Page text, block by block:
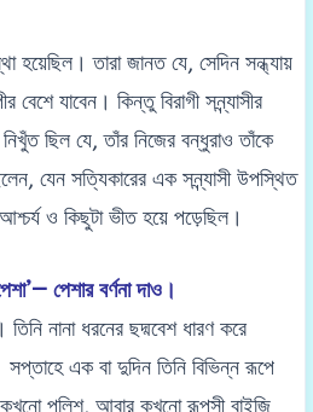
হয়েছিল। তারা জানত যে, সেদিন সন্ধ্যায়
বেশে যাবেন। কিন্তু বিরাগী সন্ন্যাসীর
ছিল যে, তাঁর নিজের বন্ধুরাও তাঁকে
যেন সত্যিকারের এক সন্ন্যাসী উপস্থিত
ও কিছুটা ভীত হয়ে পড়েছিল।
পেশার বর্ণনা দাও।
নানা ধরনের ছদ্মবেশ ধারণ করে
এক বা দুদিন তিনি বিভিন্ন রূপে
পুলিশ, আবার কখনো রূপসী বাইজি